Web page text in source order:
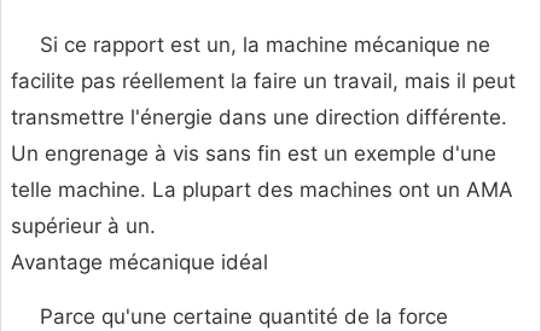
Si ce rapport est un, la machine mécanique ne
facilite pas réellement la faire un travail, mais il peut
transmettre l'énergie dans une direction différente.
Un engrenage à vis sans fin est un exemple d'une
telle machine. La plupart des machines ont un AMA
supérieur à un.
Avantage mécanique idéal
Parce qu'une certaine quantité de la force